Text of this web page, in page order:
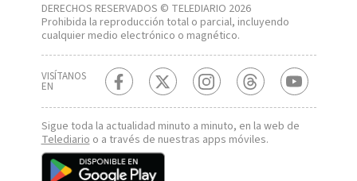
DERECHOS RESERVADOS © TELEDIARIO 2026
Prohibida la reproducción total o parcial, incluyendo
cualquier medio electrónico o magnético.
VISÍTANOS
EN
Sigue toda la actualidad minuto a minuto, en la web de
Telediarioo a través de nuestras apps móviles.